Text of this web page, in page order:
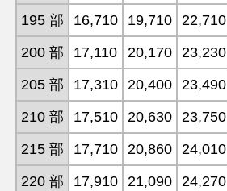
195 部 16,710 19,710 22,710
200 部
17,110 20,170 23,230
205 部
17,310 20,400 23,490
210 部
17,510 20,630 23,750
215 部
17,710 20,860 24,010
220 部
17,910 21,090 24,270